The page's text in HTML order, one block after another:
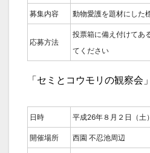
募集内容 動物愛護を題材にした
応募方法
投票箱に備え付けてあ
てください
「セミとコウモリの観察会
日時 平成26年８月２日（
開催場所 西園 不忍池周辺